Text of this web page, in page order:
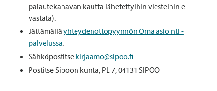
palautekanavan kautta lähetettyihin viesteihin ei
vastata).
Jättämällä yhteydenottopyynnön Oma asiointi -
palvelussa.
Sähköpostitse kirjaamo@sipoo.fi
Postitse Sipoon kunta, PL 7, 04131 SIPOO